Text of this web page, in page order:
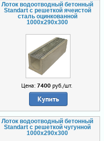
Лоток водоотводный бетонный
Standart с решеткой ячеистой
сталь оцинкованной
1000x290x300
Цена: 7400 руб./шт.
Купить
Лоток водоотводный бетонный
Standart с решеткой чугунной
1000x290x300